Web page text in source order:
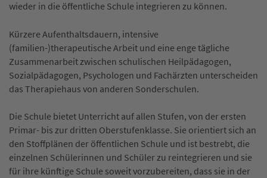
wieder in die öffentliche Schule integrieren zu können.
Kürzere Aufenthaltsdauern, intensive
(familien-)therapeutische Arbeit und eine enge tägliche
Zusammenarbeit zwischen schulischen Heilpädagogen,
Sozialpädagogen, Psychologen und Fachärzten unterscheiden
das Therapiehaus von anderen Sonderschulen.
Die Schule bietet Unterricht auf allen Stufen, von der ersten
Primar- bis zur dritten Oberstufenklasse. Sie orientiert sich an
den Stoffplänen der öffentlichen Schule und ist bestrebt, die
einzelnen Schülerinnen und Schüler zu reintegrieren und sie
für ihre künftige Schule soweit vorzubereiten, dass sie in der